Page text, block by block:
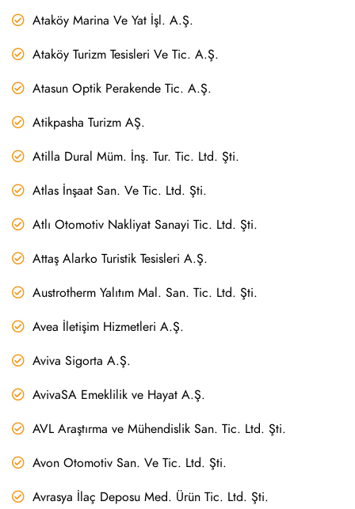
Ataköy Marina Ve Yat İşl. A.Ş.
Ataköy Turizm Tesisleri Ve Tic. A.Ş.
Atasun Optik Perakende Tic. A.Ş.
Atikpasha Turizm AŞ.
Atilla Dural Müm. İnş. Tur. Tic. Ltd. Şti.
Atlas İnşaat San. Ve Tic. Ltd. Şti.
Atlı Otomotiv Nakliyat Sanayi Tic. Ltd. Şti.
Attaş Alarko Turistik Tesisleri A.Ş.
Austrotherm Yalıtım Mal. San. Tic. Ltd. Şti.
Avea İletişim Hizmetleri A.Ş.
Aviva Sigorta A.Ş.
AvivaSA Emeklilik ve Hayat A.Ş.
AVL Araştırma ve Mühendislik San. Tic. Ltd. Şti.
Avon Otomotiv San. Ve Tic. Ltd. Şti.
Avrasya İlaç Deposu Med. Ürün Tic. Ltd. Şti.